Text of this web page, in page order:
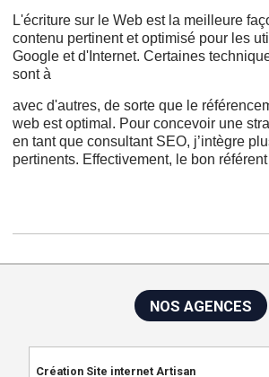
L'écriture sur le Web est la meilleure
contenu pertinent et optimisé pour les
Google et d'Internet. Certaines
sont à
avec d'autres, de sorte que le
web est optimal. Pour concevoir une
en tant que consultant SEO, j’intègre
pertinents. Effectivement, le bon
NOS AGENCES
Création Site internet Artisan